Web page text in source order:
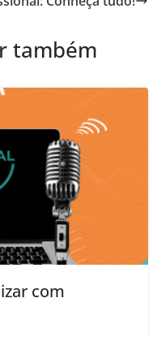
também
com